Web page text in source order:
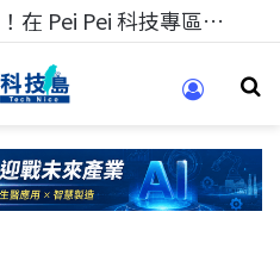
科技專區!